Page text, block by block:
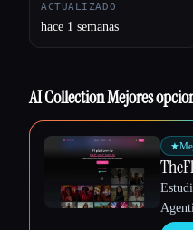
Esc
ACTUALIZADO
hace 1 semanas
AI Collection Mejores
★